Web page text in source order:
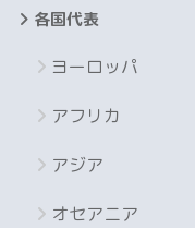
各国代表
ヨーロッパ
アフリカ
アジア
オセアニア